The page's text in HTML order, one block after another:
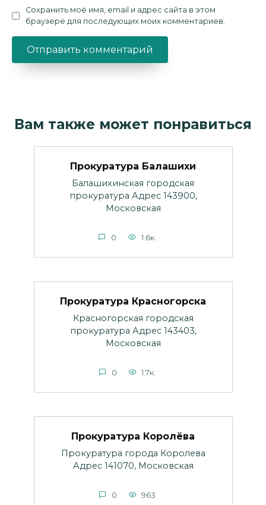
Сохранить моё имя, email и адрес сайта в этом
браузере для последующих моих комментариев.
Вам также может понравиться
Прокуратура Балашихи
Балашихинская городская
прокуратура Адрес 143900,
Московская
0 1.6к.
Прокуратура Красногорска
Красногорская городская
прокуратура Адрес 143403,
Московская
0 1.7к.
Прокуратура Королёва
Прокуратура города Королева
Адрес 141070, Московская
0 963